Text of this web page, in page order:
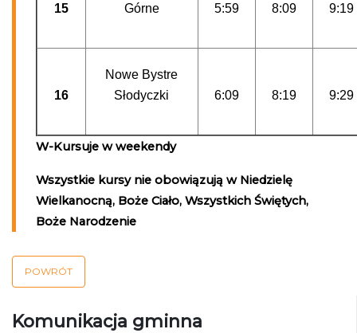
Komunikacja gminna
15
Górne
5:59 8:09 9:19
16
Nowe Bystre
Słodyczki
6:09 8:19 9:29
W-Kursuje w weekendy
Wszystkie kursy nie obowiązują w Niedzielę
Wielkanocną, Boże Ciało, Wszystkich Świętych,
Boże Narodzenie
POWRÓT